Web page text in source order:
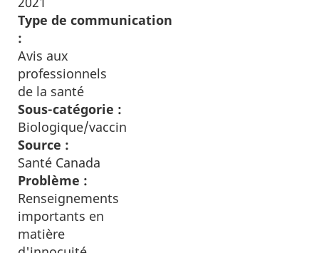
Type de communication
:
Avis aux
professionnels
de la santé
Sous-catégorie :
Biologique/vaccin
Source :
Santé Canada
Problème :
Renseignements
importants en
matière